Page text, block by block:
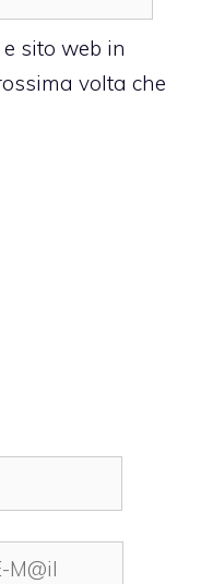
sito web in
volta che